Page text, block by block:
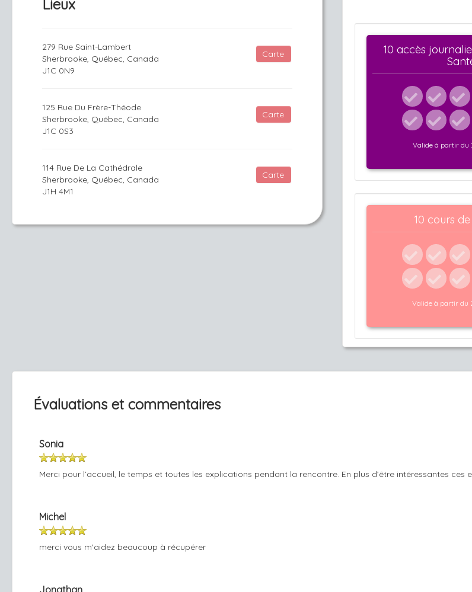
Lieux
279 Rue Saint-Lambert
Sherbrooke, Québec, Canada
J1C 0N9
Carte
125 Rue Du Frère-Théode
Sherbrooke, Québec, Canada
J1C 0S3
Carte
114 Rue De La Cathédrale
Sherbrooke, Québec, Canada
J1H 4M1
Carte
Évaluations et commentaires
Sonia
Merci pour l’accueil, le temps et toutes les explications pendant la rencontre. En plus d’être intéressantes
Michel
merci vous m'aidez beaucoup à récupérer
Jonathan